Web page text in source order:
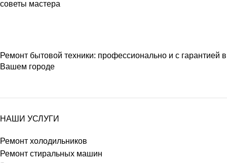
советы мастера
Ремонт бытовой техники: профессионально и с гарантией в
Вашем городе
НАШИ УСЛУГИ
Ремонт холодильников
Ремонт стиральных машин